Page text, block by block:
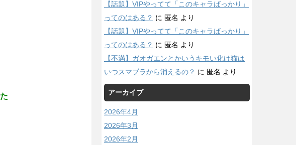
【話題】VIPやってて「このキャラばっかり」
ってのはある？ に 匿名 より
【話題】VIPやってて「このキャラばっかり」
ってのはある？ に 匿名 より
【不満】ガオガエンとかいうキモい化け猫は
いつスマブラから消えるの？ に 匿名 より
アーカイブ
2026年4月
2026年3月
2026年2月